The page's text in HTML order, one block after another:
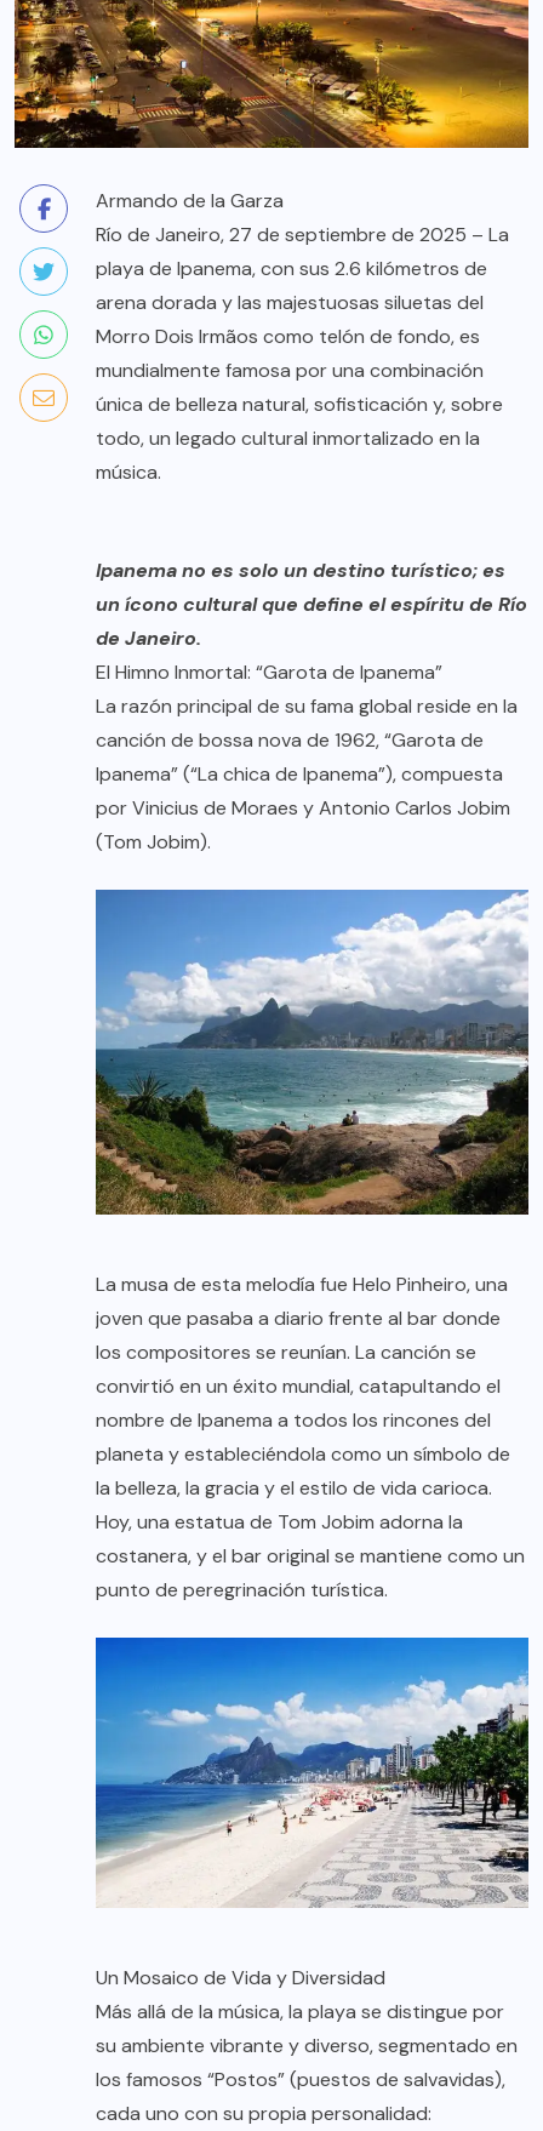
Armando de la Garza
Río de Janeiro, 27 de septiembre de 2025 – La
playa de Ipanema, con sus 2.6 kilómetros de
arena dorada y las majestuosas siluetas del
Morro Dois Irmãos como telón de fondo, es
mundialmente famosa por una combinación
única de belleza natural, sofisticación y, sobre
todo, un legado cultural inmortalizado en la
música.
Ipanema no es solo un destino turístico; es
un ícono cultural que define el espíritu de Río
de Janeiro.
El Himno Inmortal: “Garota de Ipanema”
La razón principal de su fama global reside en la
canción de bossa nova de 1962, “Garota de
Ipanema” (“La chica de Ipanema”), compuesta
por Vinicius de Moraes y Antonio Carlos Jobim
(Tom Jobim).
La musa de esta melodía fue Helo Pinheiro, una
joven que pasaba a diario frente al bar donde
los compositores se reunían. La canción se
convirtió en un éxito mundial, catapultando el
nombre de Ipanema a todos los rincones del
planeta y estableciéndola como un símbolo de
la belleza, la gracia y el estilo de vida carioca.
Hoy, una estatua de Tom Jobim adorna la
costanera, y el bar original se mantiene como un
punto de peregrinación turística.
Un Mosaico de Vida y Diversidad
Más allá de la música, la playa se distingue por
su ambiente vibrante y diverso, segmentado en
los famosos “Postos” (puestos de salvavidas),
cada uno con su propia personalidad: